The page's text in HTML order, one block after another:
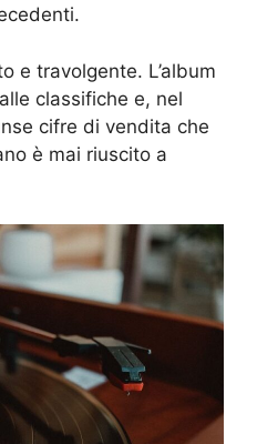
e travolgente. L’album
classifiche e, nel
cifre di vendita che
è mai riuscito a